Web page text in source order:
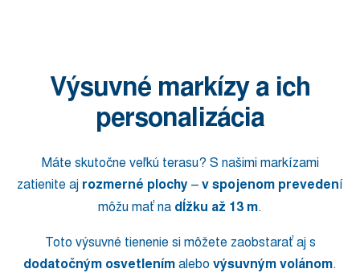
Výsuvné markízy a ich
personalizácia
Máte skutočne veľkú terasu? S našimi markízami
zatienite aj rozmerné plochy–v spojenom prevedení
môžu mať na dĺžku až 13 m.
Toto výsuvné tienenie si môžete zaobstarať aj s
dodatočným osvetlenímalebo výsuvným volánom.